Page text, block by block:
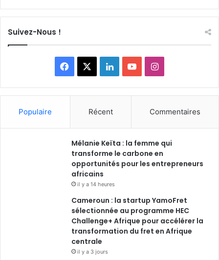
Suivez-Nous !
Facebook LinkedinYouTubeInstagram
Populaire Récent Commentaires
Mélanie Keïta : la femme qui
transforme le carbone en
opportunités pour les entrepreneurs
africains
il y a 14 heures
Cameroun : la startup YamoFret
sélectionnée au programme HEC
Challenge+ Afrique pour accélérer la
transformation du fret en Afrique
centrale
il y a 3 jours